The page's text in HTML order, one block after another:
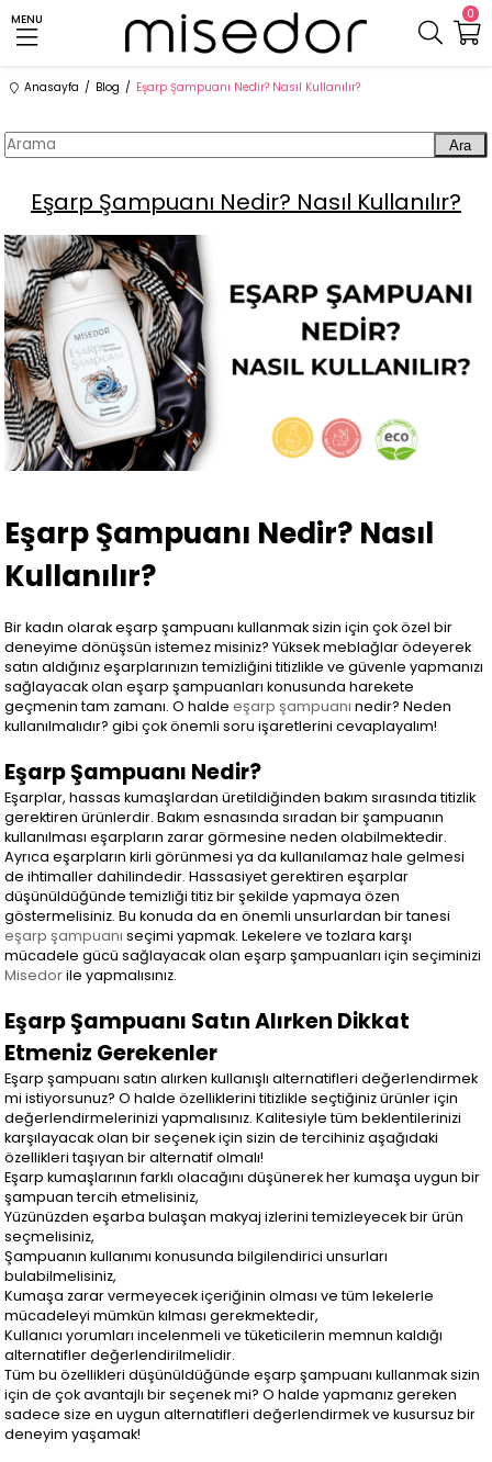
0
MENU
Anasayfa Blog Eşarp Şampuanı Nedir? Nasıl Kullanılır?
Ara
Eşarp Şampuanı Nedir? Nasıl Kullanılır?
Eşarp Şampuanı Nedir? Nasıl
Kullanılır?
Bir kadın olarak eşarp şampuanı kullanmak sizin için çok özel bir
deneyime dönüşsün istemez misiniz? Yüksek meblağlar ödeyerek
satın aldığınız eşarplarınızın temizliğini titizlikle ve güvenle yapmanızı
sağlayacak olan eşarp şampuanları konusunda harekete
geçmenin tam zamanı. O haldeeşarp şampuanı nedir? Neden
kullanılmalıdır? gibi çok önemli soru işaretlerini cevaplayalım!
Eşarp Şampuanı Nedir?
Eşarplar, hassas kumaşlardan üretildiğinden bakım sırasında titizlik
gerektiren ürünlerdir. Bakım esnasında sıradan bir şampuanın
kullanılması eşarpların zarar görmesine neden olabilmektedir.
Ayrıca eşarpların kirli görünmesi ya da kullanılamaz hale gelmesi
de ihtimaller dahilindedir. Hassasiyet gerektiren eşarplar
düşünüldüğünde temizliği titiz bir şekilde yapmaya özen
göstermelisiniz. Bu konuda da en önemli unsurlardan bir tanesi
eşarp şampuanı seçimi yapmak. Lekelere ve tozlara karşı
mücadele gücü sağlayacak olan eşarp şampuanları için seçiminizi
Misedorile yapmalısınız.
Eşarp Şampuanı Satın Alırken Dikkat
Etmeniz Gerekenler
Eşarp şampuanı satın alırken kullanışlı alternatifleri değerlendirmek
mi istiyorsunuz? O halde özelliklerini titizlikle seçtiğiniz ürünler için
değerlendirmelerinizi yapmalısınız. Kalitesiyle tüm beklentilerinizi
karşılayacak olan bir seçenek için sizin de tercihiniz aşağıdaki
özellikleri taşıyan bir alternatif olmalı!
Eşarp kumaşlarının farklı olacağını düşünerek her kumaşa uygun bir
şampuan tercih etmelisiniz,
Yüzünüzden eşarba bulaşan makyaj izlerini temizleyecek bir ürün
seçmelisiniz,
Şampuanın kullanımı konusunda bilgilendirici unsurları
bulabilmelisiniz,
Kumaşa zarar vermeyecek içeriğinin olması ve tüm lekelerle
mücadeleyi mümkün kılması gerekmektedir,
Kullanıcı yorumları incelenmeli ve tüketicilerin memnun kaldığı
alternatifler değerlendirilmelidir.
Tüm bu özellikleri düşünüldüğünde eşarp şampuanı kullanmak sizin
için de çok avantajlı bir seçenek mi? O halde yapmanız gereken
sadece size en uygun alternatifleri değerlendirmek ve kusursuz bir
deneyim yaşamak!